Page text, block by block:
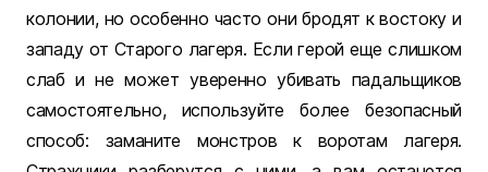
колонии, но особенно часто они бродят к востоку и
западу от Старого лагеря. Если герой еще слишком
слаб и не может уверенно убивать падальщиков
самостоятельно, используйте более безопасный
способ: заманите монстров к воротам лагеря.